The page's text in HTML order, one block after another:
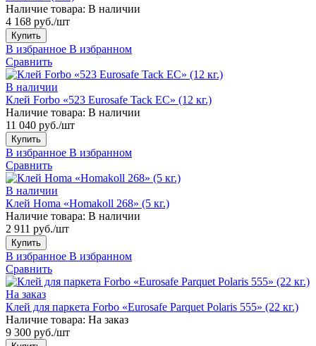
Наличие товара: В наличии
4 168 руб./шт
Купить
В избранное В избранном
Сравнить
В наличии
Клей Forbo «523 Eurosafe Tack EC» (12 кг.)
Наличие товара: В наличии
11 040 руб./шт
Купить
В избранное В избранном
Сравнить
В наличии
Клей Homa «Homakoll 268» (5 кг.)
Наличие товара: В наличии
2 911 руб./шт
Купить
В избранное В избранном
Сравнить
На заказ
Клей для паркета Forbo «Eurosafe Parquet Polaris 555» (22 кг.)
Наличие товара: На заказ
9 300 руб./шт